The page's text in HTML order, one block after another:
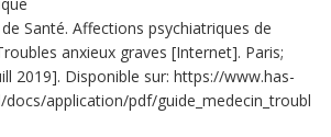
Santé. Affections psychiatriques de
anxieux graves [Internet]. Paris;
2019]. Disponible sur: https://www.has-
application/pdf/guide_medecin_troubl